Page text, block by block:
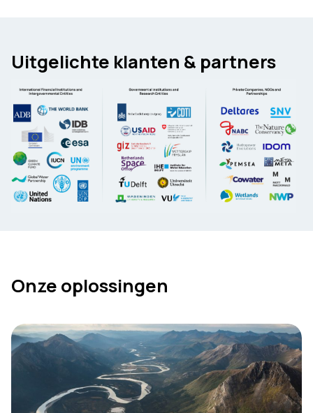
Uitgelichte klanten & partners
Onze oplossingen